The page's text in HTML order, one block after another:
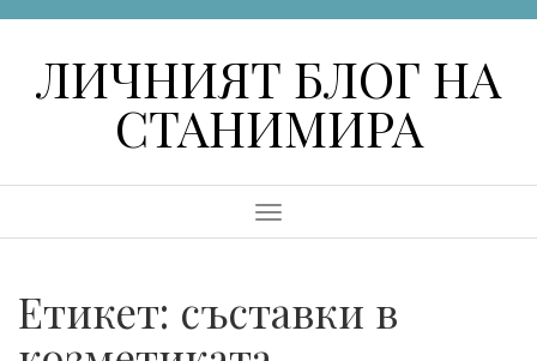
ЛИЧНИЯТ БЛОГ НА
СТАНИМИРА
Menu
Етикет: съставки в